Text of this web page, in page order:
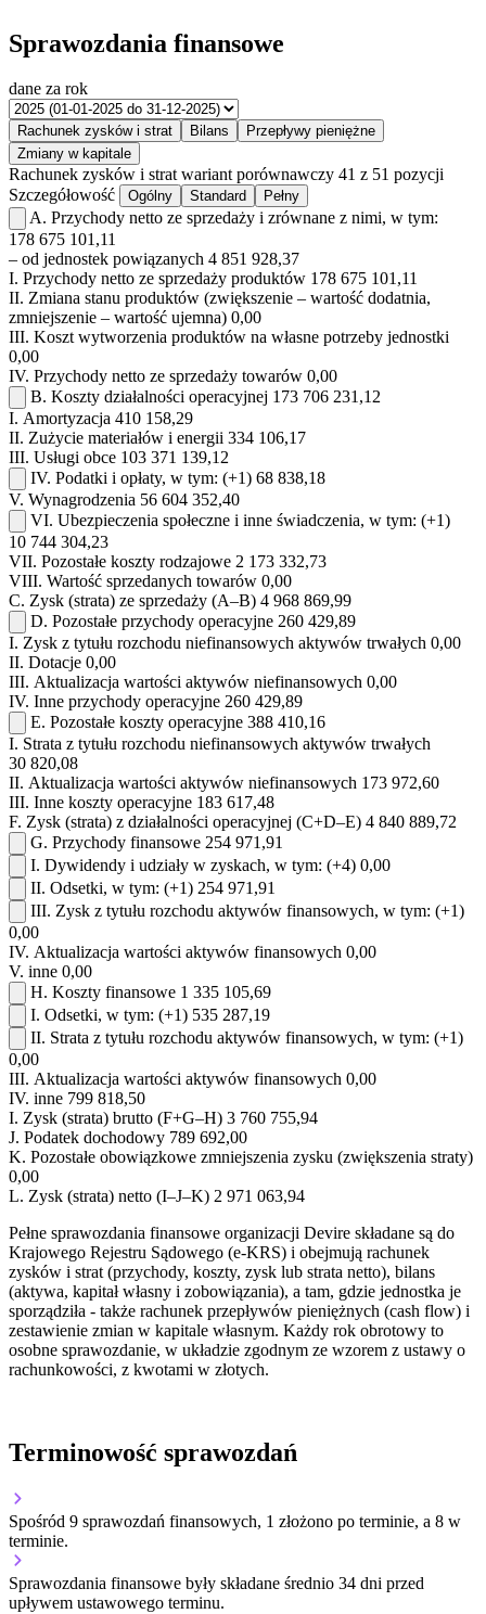
Sprawozdania finansowe
dane za rok
Rachunek zysków i strat Bilans
Przepływy pieniężne
Zmiany w kapitale
Rachunek zysków i strat wariant porównawczy 41 z 51 pozycji
Szczegółowość
Ogólny Standard Pełny
A. Przychody netto ze sprzedaży i zrównane z nimi, w tym:
178 675 101,11
– od jednostek powiązanych 4 851 928,37
I. Przychody netto ze sprzedaży produktów 178 675 101,11
II. Zmiana stanu produktów (zwiększenie – wartość dodatnia,
zmniejszenie – wartość ujemna) 0,00
III. Koszt wytworzenia produktów na własne potrzeby jednostki
0,00
IV. Przychody netto ze sprzedaży towarów 0,00
B. Koszty działalności operacyjnej 173 706 231,12
I. Amortyzacja 410 158,29
II. Zużycie materiałów i energii 334 106,17
III. Usługi obce 103 371 139,12
IV. Podatki i opłaty, w tym: (+1) 68 838,18
V. Wynagrodzenia 56 604 352,40
VI. Ubezpieczenia społeczne i inne świadczenia, w tym: (+1)
10 744 304,23
VII. Pozostałe koszty rodzajowe 2 173 332,73
VIII. Wartość sprzedanych towarów 0,00
C. Zysk (strata) ze sprzedaży (A–B) 4 968 869,99
D. Pozostałe przychody operacyjne 260 429,89
I. Zysk z tytułu rozchodu niefinansowych aktywów trwałych 0,00
II. Dotacje 0,00
III. Aktualizacja wartości aktywów niefinansowych 0,00
IV. Inne przychody operacyjne 260 429,89
E. Pozostałe koszty operacyjne 388 410,16
I. Strata z tytułu rozchodu niefinansowych aktywów trwałych
30 820,08
II. Aktualizacja wartości aktywów niefinansowych 173 972,60
III. Inne koszty operacyjne 183 617,48
F. Zysk (strata) z działalności operacyjnej (C+D–E) 4 840 889,72
G. Przychody finansowe 254 971,91
I. Dywidendy i udziały w zyskach, w tym: (+4) 0,00
II. Odsetki, w tym: (+1) 254 971,91
III. Zysk z tytułu rozchodu aktywów finansowych, w tym: (+1)
0,00
IV. Aktualizacja wartości aktywów finansowych 0,00
V. inne 0,00
H. Koszty finansowe 1 335 105,69
I. Odsetki, w tym: (+1) 535 287,19
II. Strata z tytułu rozchodu aktywów finansowych, w tym: (+1)
0,00
III. Aktualizacja wartości aktywów finansowych 0,00
IV. inne 799 818,50
I. Zysk (strata) brutto (F+G–H) 3 760 755,94
J. Podatek dochodowy 789 692,00
K. Pozostałe obowiązkowe zmniejszenia zysku (zwiększenia straty)
0,00
L. Zysk (strata) netto (I–J–K) 2 971 063,94
Pełne sprawozdania finansowe organizacji Devire składane są do
Krajowego Rejestru Sądowego (e-KRS) i obejmują rachunek
zysków i strat (przychody, koszty, zysk lub strata netto), bilans
(aktywa, kapitał własny i zobowiązania), a tam, gdzie jednostka je
sporządziła - także rachunek przepływów pieniężnych (cash flow) i
zestawienie zmian w kapitale własnym. Każdy rok obrotowy to
osobne sprawozdanie, w układzie zgodnym ze wzorem z ustawy o
rachunkowości, z kwotami w złotych.
Terminowość sprawozdań
Spośród 9 sprawozdań finansowych, 1 złożono po terminie, a 8 w
terminie.
Sprawozdania finansowe były składane średnio 34 dni przed
upływem ustawowego terminu.